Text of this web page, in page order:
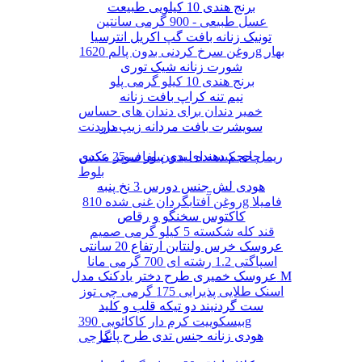
عسل طبیعی - 900 گرمی سانتین
روغن سرخ کردنی بدون پالم 1620g بهار
برنج هندی 10 کیلو گرمی پلو
خمیر دندان برای دندان های حساس
مریدنت
چای کیسه ای بدون لفاف 25 عددی
بلوط
روغن آفتابگردان غنی شده 810g فامیلا
قند کله شکسته 5 کیلو گرمی صمیم
اسپاگتی 1.2 رشته ای 700 گرمی مانا
اسنک طلایی پذیرایی 175 گرمی چی توز
بیسکوییت کرم دار کاکائویی 390g
گرجی
برنج هندی 10 کیلویی طبیعت
تونیک زنانه بافت گپ اکریل انترسیا
شورت زنانه شیک توری
نیم تنه کراپ بافت زنانه
سویشرت بافت مردانه زیپ دار
ریمل حجم دهنده لیدی پیور سوپر مکس
هودی لش جنس دورس 3 نخ پنبه
کاکتوس سخنگو و رقاص
عروسک خرس ولنتاین ارتفاع 20 سانتی
عروسک خمیری طرح دختر بادکنک مدل M
ست گردنبند دو تیکه قلب و کلید
هودی زنانه جنس تدی طرح پاندا